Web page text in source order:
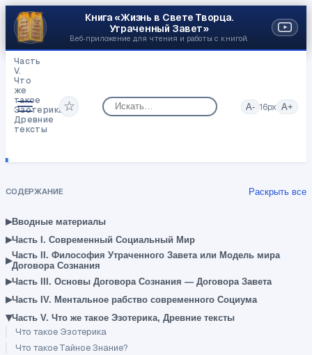
Книга «Жизнь в Свете Творца.
Утраченный Завет»
Веб‑приложение для чтения и работы с книгой.
Часть
V.
Что
же
такое
Эзотерика,
Древние
тексты
Храм»
Инфо-
Артефакт.
☆ A- 16px A+
СОДЕРЖАНИЕ Раскрыть все
▸Вводные материалы
▸Часть I. Современный Социальный Мир
▸Часть II. Философия Утраченного Завета или Модель мира
Договора Сознания
▸Часть III. Основы Договора Сознания — Договора Завета
▸Часть IV. Ментальное рабство современного Социума
▾Часть V. Что же такое Эзотерика, Древние тексты
Что такое Эзотерика
Что такое Тайное Знание?